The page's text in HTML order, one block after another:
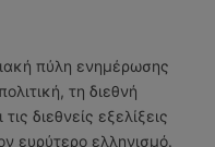
πύλη ενημέρωσης
τη διεθνή
διεθνείς εξελίξεις
ευρύτερο ελληνισμό.